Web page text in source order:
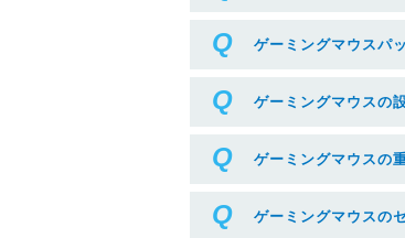
ゲーミングマウスパ
ゲーミングマウスの
ゲーミングマウスの
ゲーミングマウスの